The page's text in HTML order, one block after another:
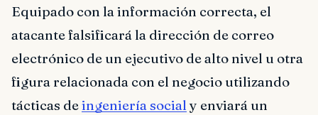
Equipado con la información correcta, el
atacante falsificará la dirección de correo
electrónico de un ejecutivo de alto nivel u otra
figura relacionada con el negocio utilizando
tácticas deingeniería socialy enviará un